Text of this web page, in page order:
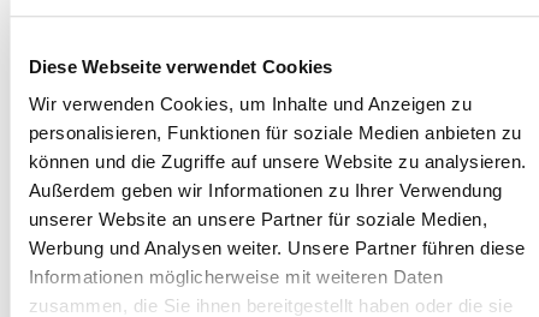
Diese Webseite verwendet Cookies
Wir verwenden Cookies, um Inhalte und Anzeigen zu
personalisieren, Funktionen für soziale Medien anbieten zu
können und die Zugriffe auf unsere Website zu analysieren.
Außerdem geben wir Informationen zu Ihrer Verwendung
unserer Website an unsere Partner für soziale Medien,
Werbung und Analysen weiter. Unsere Partner führen diese
Informationen möglicherweise mit weiteren Daten
zusammen, die Sie ihnen bereitgestellt haben oder die sie
Quelle : GDM
Langbeschreibung
Von Herbst 2024 bis Herbst 2026 gibt es ein besonderes
Ausstellungsprojekt fur den Norden Deutschlands. Die